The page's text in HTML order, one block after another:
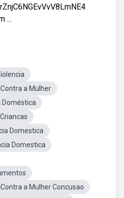
...
a Mulher
Doméstica
Domestica
Domestica
a Mulher Concusao